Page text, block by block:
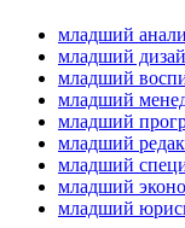
младший
младший
младший
младший
младший
младший
младший
младший
младший